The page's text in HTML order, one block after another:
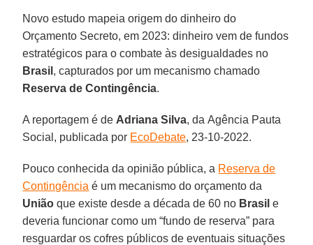
Novo estudo mapeia origem do dinheiro do
Orçamento Secreto, em 2023: dinheiro vem de fundos
estratégicos para o combate às desigualdades no
Brasil , capturados por um mecanismo chamado
Reserva de Contingência.
A reportagem é de Adriana Silva, da Agência Pauta
Social, publicada por EcoDebate, 23-10-2022.
Pouco conhecida da opinião pública, a Reserva de
Contingência é um mecanismo do orçamento da
União que existe desde a década de 60 no Brasil e
deveria funcionar como um “fundo de reserva” para
resguardar os cofres públicos de eventuais situações